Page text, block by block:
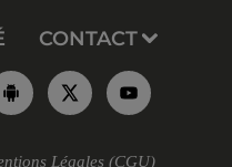
CONTACT
Légales (CGU)